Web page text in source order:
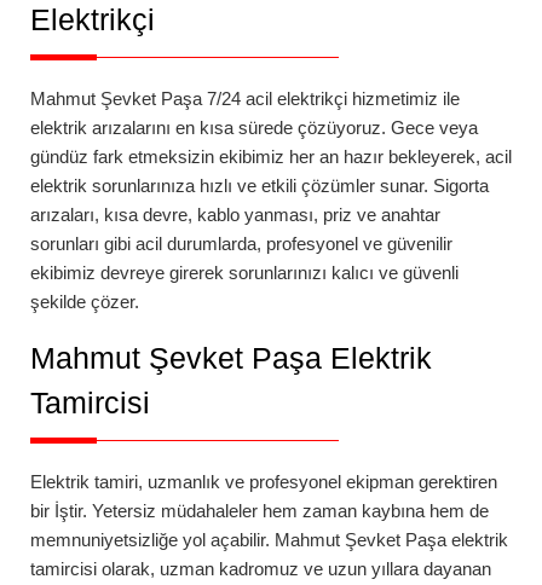
Elektrikçi
Mahmut Şevket Paşa 7/24 acil elektrikçi hizmetimiz ile
elektrik arızalarını en kısa sürede çözüyoruz. Gece veya
gündüz fark etmeksizin ekibimiz her an hazır bekleyerek, acil
elektrik sorunlarınıza hızlı ve etkili çözümler sunar. Sigorta
arızaları, kısa devre, kablo yanması, priz ve anahtar
sorunları gibi acil durumlarda, profesyonel ve güvenilir
ekibimiz devreye girerek sorunlarınızı kalıcı ve güvenli
şekilde çözer.
Mahmut Şevket Paşa Elektrik
Tamircisi
Elektrik tamiri, uzmanlık ve profesyonel ekipman gerektiren
bir İştir. Yetersiz müdahaleler hem zaman kaybına hem de
memnuniyetsizliğe yol açabilir. Mahmut Şevket Paşa elektrik
tamircisi olarak, uzman kadromuz ve uzun yıllara dayanan